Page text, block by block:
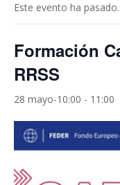
Este evento ha pasado.
Formación
RRSS
28 mayo-10:00 - 11:00